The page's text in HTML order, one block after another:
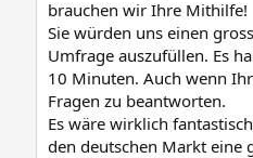
brauchen wir Ihre Mithilfe!
Sie würden uns einen
Umfrage auszufüllen. Es
10 Minuten. Auch wenn
Fragen zu beantworten.
Es wäre wirklich
den deutschen Markt eine